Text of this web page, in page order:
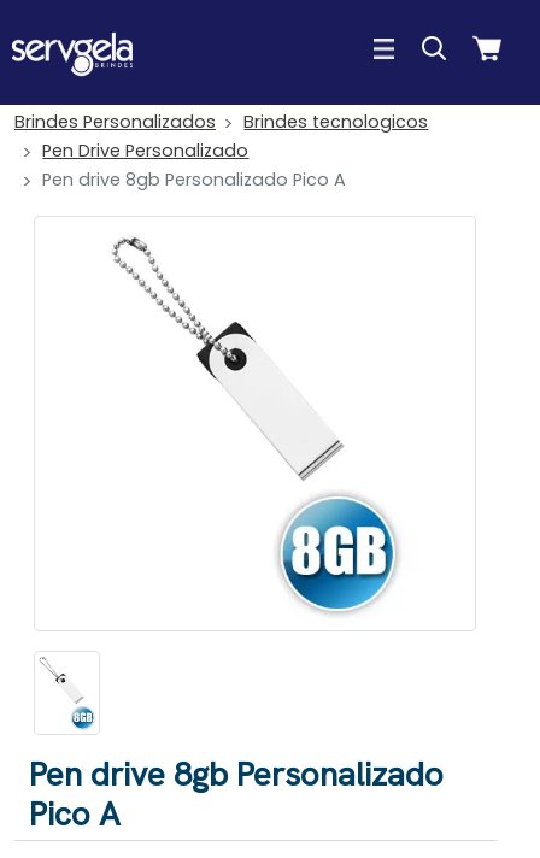
Brindes Personalizados
Brindes tecnologicos
Pen Drive Personalizado
Pen drive 8gb Personalizado Pico A
Pen drive 8gb Personalizado
Pico A